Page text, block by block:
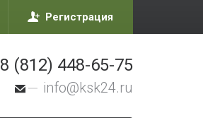
Регистрация
8 (812) 448-65-75
info@ksk24.ru